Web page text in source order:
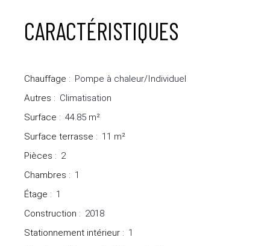
CARACTÉRISTIQUES
Chauffage : Pompe à chaleur/Individuel
Autres : Climatisation
Surface : 44.85 m²
Surface terrasse : 11 m²
Pièces : 2
Chambres : 1
Étage : 1
Construction : 2018
Stationnement intérieur : 1